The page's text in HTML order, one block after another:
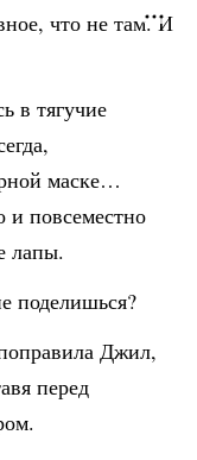
что не там. И
в тягучие
маске…
повсеместно
лапы.
поделишься?
Джил,
перед